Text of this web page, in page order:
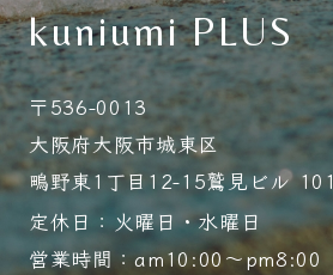
kuniumi PLUS
〒536-0013
大阪府大阪市城東区
鴫野東1丁目12-15鷲見ビル 101
定休日：火曜日・水曜日
営業時間：am10:00～pm8:00